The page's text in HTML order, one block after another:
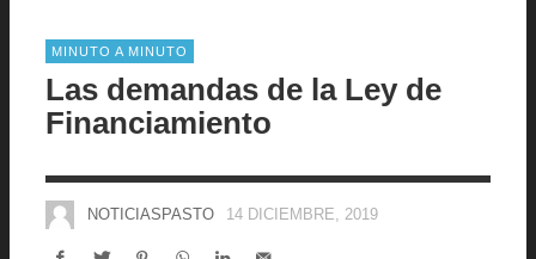
MINUTO A MINUTO
Las demandas de la Ley de
Financiamiento
NOTICIASPASTO 14 DICIEMBRE, 2019